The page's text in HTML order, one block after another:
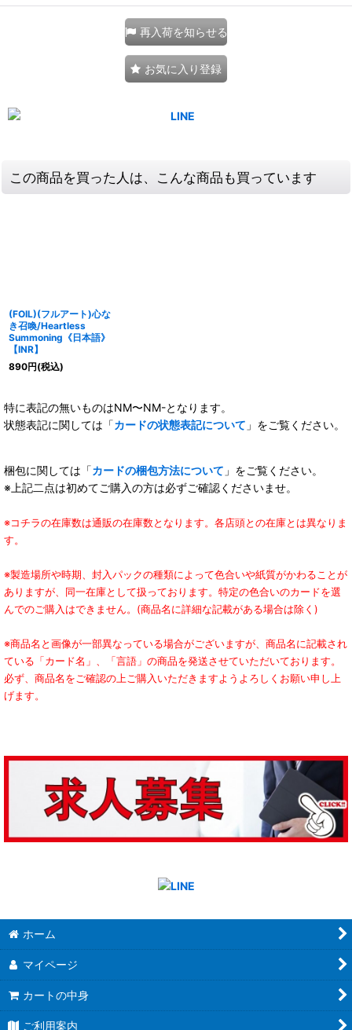
再入荷を知らせる
お気に入り登録
この商品を買った人は、こんな商品も買っています
(FOIL)(フルアート)心な
き召喚/Heartless
Summoning《日本語》
【INR】
890円(税込)
特に表記の無いものはNM〜NM-となります。
状態表記に関しては「カードの状態表記について 」をご覧ください。
梱包に関しては「カードの梱包方法について 」をご覧ください。
※上記二点は初めてご購入の方は必ずご確認くださいませ。
※コチラの在庫数は通販の在庫数となります。各店頭との在庫とは異なりま
す。
※製造場所や時期、封入パックの種類によって色合いや紙質がかわることが
ありますが、同一在庫として扱っております。特定の色合いのカードを選
んでのご購入はできません。(商品名に詳細な記載がある場合は除く)
※商品名と画像が一部異なっている場合がございますが、商品名に記載され
ている「カード名」、「言語」の商品を発送させていただいております。
必ず、商品名をご確認の上ご購入いただきますようよろしくお願い申し上
げます。
ホーム
マイページ
カートの中身
ご利用案内